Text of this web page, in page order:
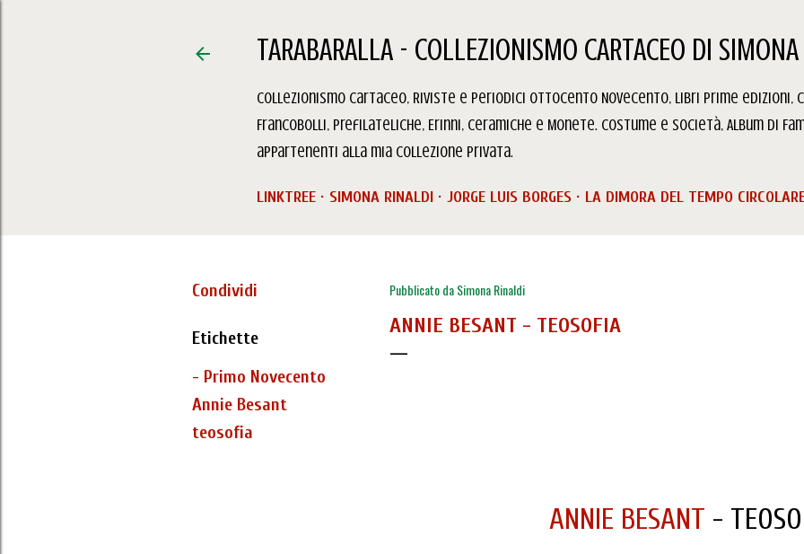
TARABARALLA - COLLEZIONISMO CARTACEO DI
Collezionismo Cartaceo, Riviste e Periodici Ottocento Novecento, Libri prime edizioni,
Francobolli, Prefilateliche, Erinni, Ceramiche e Monete. Costume e Società, Album di
appartenenti alla mia collezione privata.
LINKTREE SIMONA RINALDI JORGE LUIS BORGES LA DIMORA DEL TEMPO
Condividi
Etichette
- Primo Novecento
Annie Besant
teosofia
Pubblicato daSimona Rinaldi
ANNIE BESANT - TEOSOFIA
ANNIE BESANT -